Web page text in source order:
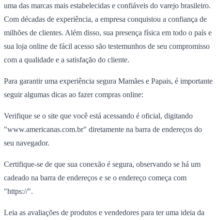
uma das marcas mais estabelecidas e confiáveis do varejo brasileiro.
Com décadas de experiência, a empresa conquistou a confiança de
milhões de clientes. Além disso, sua presença física em todo o país e
sua loja online de fácil acesso são testemunhos de seu compromisso
com a qualidade e a satisfação do cliente.
Para garantir uma experiência segura Mamães e Papais, é importante
seguir algumas dicas ao fazer compras online:
Verifique se o site que você está acessando é oficial, digitando
"www.americanas.com.br" diretamente na barra de endereços do
seu navegador.
Certifique-se de que sua conexão é segura, observando se há um
cadeado na barra de endereços e se o endereço começa com
"https://".
Leia as avaliações de produtos e vendedores para ter uma ideia da